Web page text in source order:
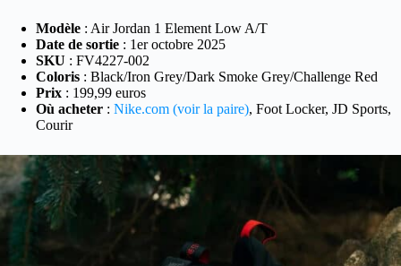
Modèle : Air Jordan 1 Element Low A/T
Date de sortie : 1er octobre 2025
SKU : FV4227-002
Coloris : Black/Iron Grey/Dark Smoke Grey/Challenge Red
Prix : 199,99 euros
Où acheter : Nike.com (voir la paire), Foot Locker, JD Sports,
Courir